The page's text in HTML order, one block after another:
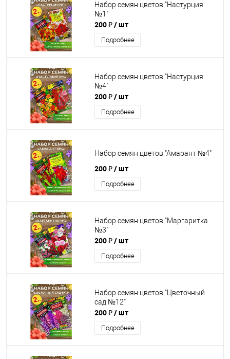
Набор семян цветов "Настурция
№1"
200 ₽/ шт
Подробнее
Набор семян цветов "Настурция
№4"
200 ₽/ шт
Подробнее
Набор семян цветов "Амарант №4"
200 ₽/ шт
Подробнее
Набор семян цветов "Маргаритка
№3"
200 ₽/ шт
Подробнее
Набор семян цветов "Цветочный
сад №12"
200 ₽/ шт
Подробнее